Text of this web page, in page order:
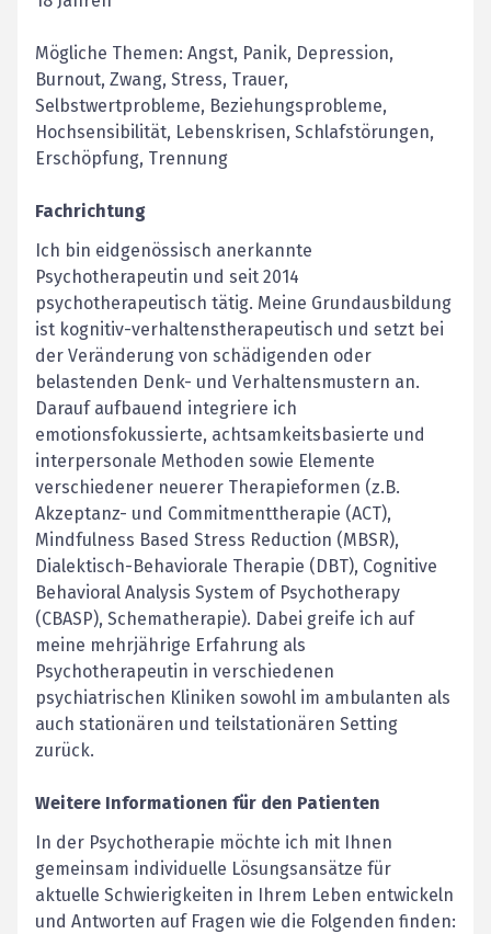
Mögliche Themen: Angst, Panik, Depression,
Burnout, Zwang, Stress, Trauer,
Selbstwertprobleme, Beziehungsprobleme,
Hochsensibilität, Lebenskrisen, Schlafstörungen,
Erschöpfung, Trennung
Fachrichtung
Ich bin eidgenössisch anerkannte
Psychotherapeutin und seit 2014
psychotherapeutisch tätig. Meine Grundausbildung
ist kognitiv-verhaltenstherapeutisch und setzt bei
der Veränderung von schädigenden oder
belastenden Denk- und Verhaltensmustern an.
Darauf aufbauend integriere ich
emotionsfokussierte, achtsamkeitsbasierte und
interpersonale Methoden sowie Elemente
verschiedener neuerer Therapieformen (z.B.
Akzeptanz- und Commitmenttherapie (ACT),
Mindfulness Based Stress Reduction (MBSR),
Dialektisch-Behaviorale Therapie (DBT), Cognitive
Behavioral Analysis System of Psychotherapy
(CBASP), Schematherapie). Dabei greife ich auf
meine mehrjährige Erfahrung als
Psychotherapeutin in verschiedenen
psychiatrischen Kliniken sowohl im ambulanten als
auch stationären und teilstationären Setting
zurück.
Weitere Informationen für den Patienten
In der Psychotherapie möchte ich mit Ihnen
gemeinsam individuelle Lösungsansätze für
aktuelle Schwierigkeiten in Ihrem Leben entwickeln
und Antworten auf Fragen wie die Folgenden finden: